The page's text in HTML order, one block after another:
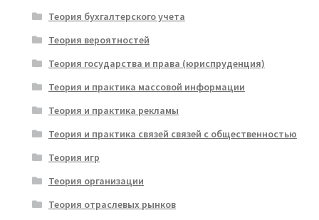
Теория бухгалтерского учета
Теория вероятностей
Теория государства и права (юриспруденция)
Теория и практика массовой информации
Теория и практика рекламы
Теория и практика связей связей с общественностью
Теория игр
Теория организации
Теория отраслевых рынков